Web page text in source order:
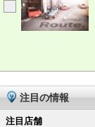
注目の情報
注目店舗